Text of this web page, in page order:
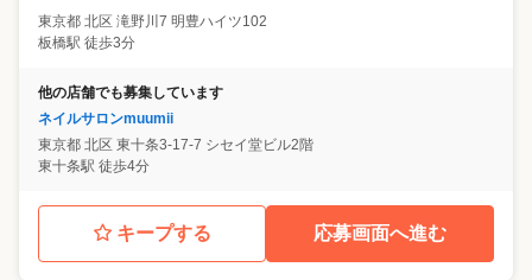
東京都 北区 滝野川7 明豊ハイツ102
板橋駅 徒歩3分
他の店舗でも募集しています
ネイルサロンmuumii
東京都 北区 東十条3-17-7 シセイ堂ビル2階
東十条駅 徒歩4分
キープする 応募画面へ進む